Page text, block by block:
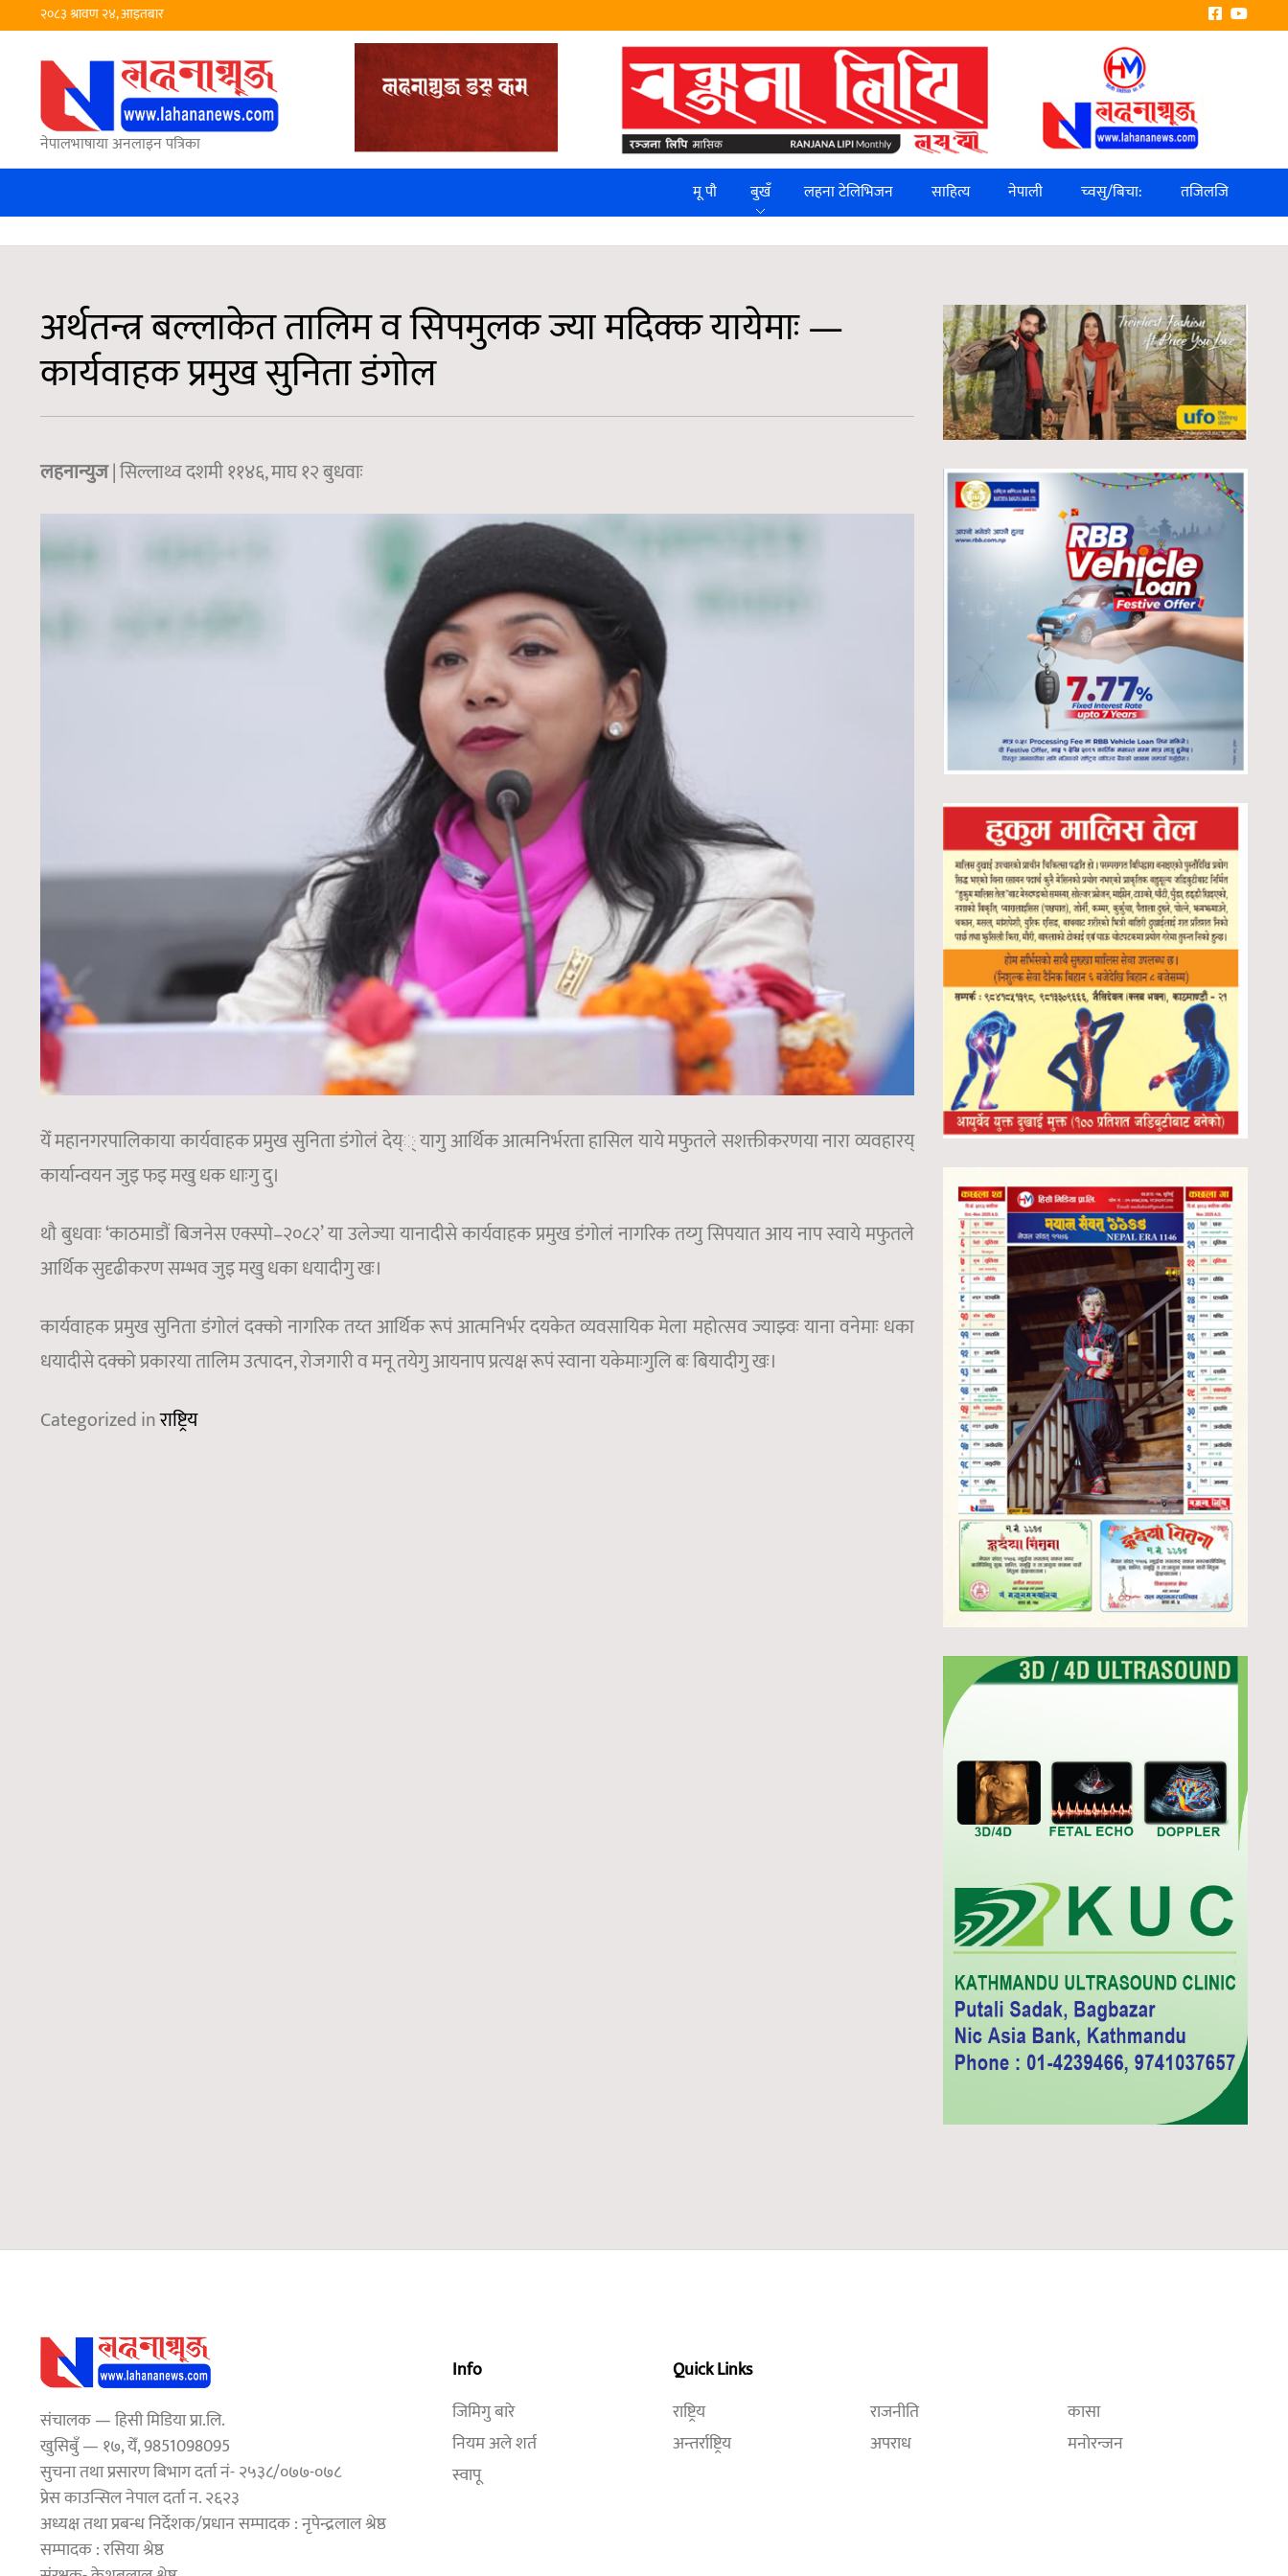
२०८३ श्रावण २४, आइतबार
नेपालभाषाया अनलाइन पत्रिका
मू पौ
बुखँ लहना टेलिभिजन साहित्य नेपाली च्वसु/बिचा: तजिलजि
अर्थतन्त्र बल्लाकेत तालिम व सिपमुलक ज्या मदिक्क यायेमाः —
कार्यवाहक प्रमुख सुनिता डंगोल
लहनान्युज| सिल्लाथ्व दशमी ११४६, माघ १२ बुधवाः
येँ महानगरपालिकाया कार्यवाहक प्रमुख सुनिता डंगोलं देय्् यागु आर्थिक आत्मनिर्भरता हासिल याये मफुतले सशक्तीकरणया नारा व्यवहारय्
कार्यान्वयन जुइ फइ मखु धक धाःगु दु।
थौ बुधवाः ‘काठमाडौं बिजनेस एक्स्पो–२०८२’ या उलेज्या यानादीसे कार्यवाहक प्रमुख डंगोलं नागरिक तय्गु सिपयात आय नाप स्वाये मफुतले
आर्थिक सुदृढीकरण सम्भव जुइ मखु धका धयादीगु खः।
कार्यवाहक प्रमुख सुनिता डंगोलं दक्को नागरिक तय्त आर्थिक रूपं आत्मनिर्भर दयकेत व्यवसायिक मेला महोत्सव ज्याझ्वः याना वनेमाः धका
धयादीसे दक्को प्रकारया तालिम उत्पादन, रोजगारी व मनू तयेगु आयनाप प्रत्यक्ष रूपं स्वाना यकेमाःगुलि बः बियादीगु खः।
Categorized inराष्ट्रिय
संचालक — हिसी मिडिया प्रा.लि.
खुसिबुँ — १७, येँ, 9851098095
सुचना तथा प्रसारण बिभाग दर्ता नं- २५३८/०७७-०७८
प्रेस काउन्सिल नेपाल दर्ता न. २६२३
अध्यक्ष तथा प्रबन्ध निर्देशक/प्रधान सम्पादक : नृपेन्द्रलाल श्रेष्ठ
सम्पादक : रसिया श्रेष्ठ
Info
जिमिगु बारे
नियम अले शर्त
स्वापू
Quick Links
राष्ट्रिय
अन्तर्राष्ट्रिय
राजनीति
अपराध
कासा
मनोरन्जन